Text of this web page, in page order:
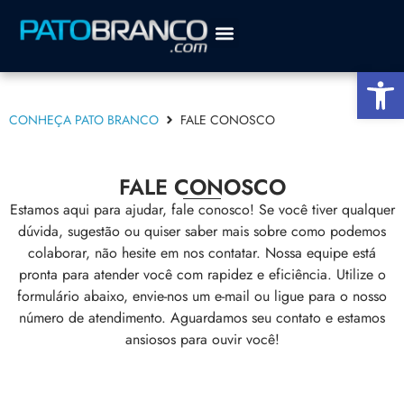
CONHEÇA PATO BRANCO FALE CONOSCO
FALE CONOSCO
Estamos aqui para ajudar, fale conosco! Se você tiver qualquer
dúvida, sugestão ou quiser saber mais sobre como podemos
colaborar, não hesite em nos contatar. Nossa equipe está
pronta para atender você com rapidez e eficiência. Utilize o
formulário abaixo, envie-nos um e-mail ou ligue para o nosso
número de atendimento. Aguardamos seu contato e estamos
ansiosos para ouvir você!
Abrir